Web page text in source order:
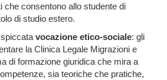
che consentono allo studente di
di studio estero.
vocazione etico-sociale: gli
la Clinica Legale Migrazioni e
di formazione giuridica che mira a
sia teoriche che pratiche,